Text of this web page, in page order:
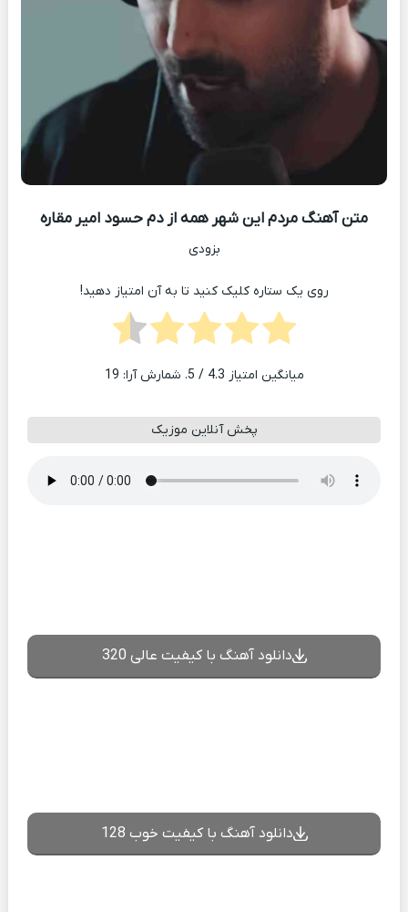
متن آهنگ مردم این شهر همه از دم حسود امیر مقاره
بزودی
روی یک ستاره کلیک کنید تا به آن امتیاز دهید!
میانگین امتیاز 4.3 / 5. شمارش آرا: 19
پخش آنلاین موزیک
دانلود آهنگ با کیفیت عالی 320
دانلود آهنگ با کیفیت خوب 128